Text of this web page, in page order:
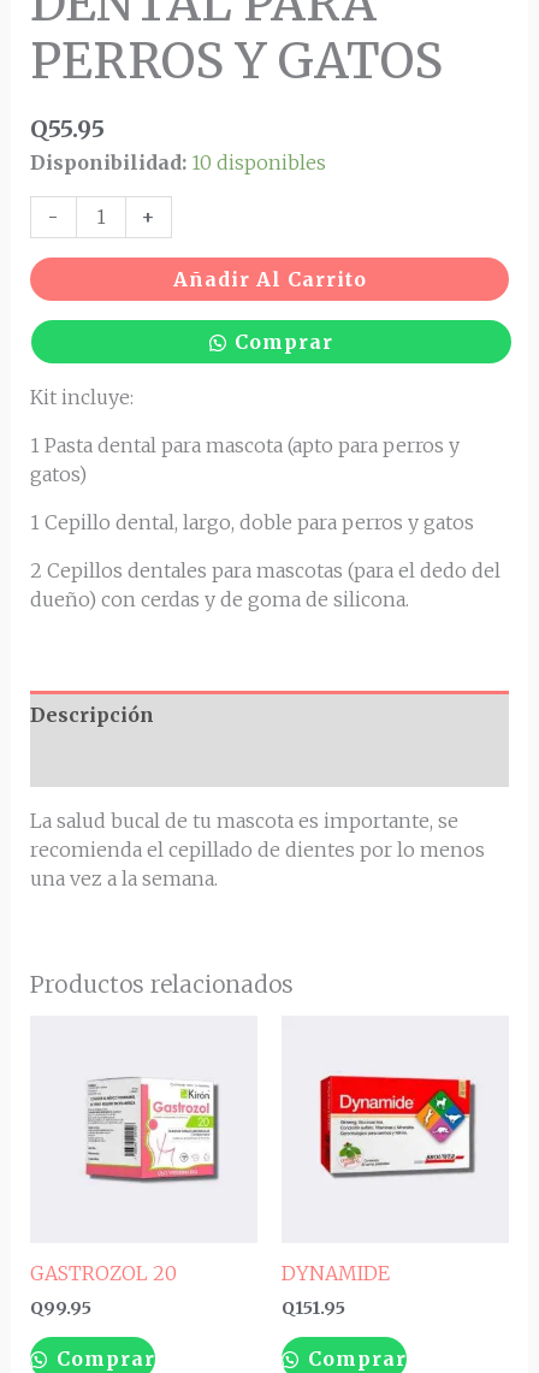
PERROS Y GATOS
Q55.95
Disponibilidad: 10 disponibles
- +
Añadir Al Carrito
Comprar
Kit incluye:
1 Pasta dental para mascota (apto para perros y
gatos)
1 Cepillo dental, largo, doble para perros y gatos
2 Cepillos dentales para mascotas (para el dedo del
dueño) con cerdas y de goma de silicona.
Descripción
La salud bucal de tu mascota es importante, se
recomienda el cepillado de dientes por lo menos
una vez a la semana.
Productos relacionados
GASTROZOL 20
Q99.95
Comprar
DYNAMIDE
Q151.95
Comprar